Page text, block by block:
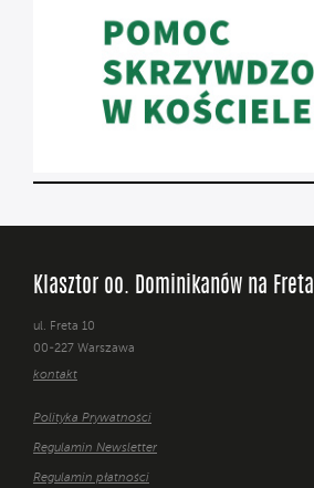
Klasztor oo. Dominikanów na Freta
ul. Freta 10
00-227 Warszawa
kontakt
Polityka Prywatności
Regulamin Newsletter
Regulamin płatności